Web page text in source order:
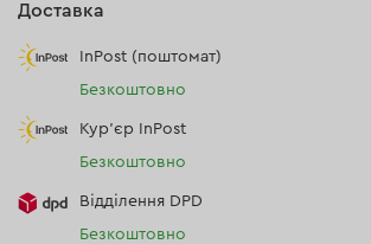
Доставка
InPost (поштомат)
Безкоштовно
Кур'єр InPost
Безкоштовно
Відділення DPD
Безкоштовно